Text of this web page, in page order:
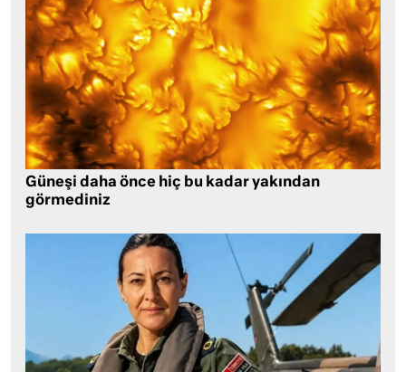
Güneşi daha önce hiç bu kadar yakından
görmediniz